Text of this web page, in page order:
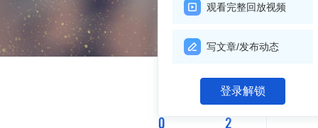
观看完整回放视频
写文章/发布动态
登录解锁
关注
0 2